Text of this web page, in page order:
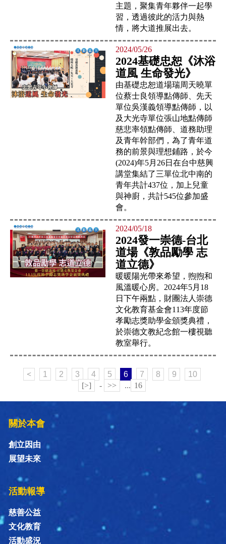
主題，聚集青年夥伴一起學
習，透過彼此的活力與熱
情，將大道推展出去。
2024/05/26
2024基礎忠恕《沐浴
道風 生命發光》
由基礎忠恕道場瑞周天曉單
位蔡士良領導點傳師、先天
單位吳漢義領導點傳師，以
及大光寺單位張山地點傳師
慈悲率領點傳師、道務助理
及青年幹部們，為了青年道
務的前景與理想鋪路，於今
(2024)年5月26日在台中慈興
講堂集結了三單位北中南的
青年共計437位，加上兒童
與神廚，共計545位參加盛
會。
2024/05/18
2024發一崇德-台北
道場《敦品勵學 志
道立德》
暖暖陽光帶來希望，煦煦和
風溫暖心房。2024年5月18
日下午兩點，財團法人崇德
文化教育基金會113年度節
孝勵志獎助學金頒獎典禮，
於崇德文教紀念館一樓視聽
教室舉行。
< 1 2 3 4 5 6 7 8 9
10
[>]
- >> ... 16
關於本會
創立因由
展望未來
活動報導
慈善公益
文化教育
活動盛況